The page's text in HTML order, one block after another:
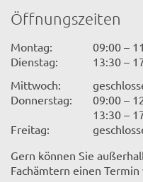
Öffnungszeiten
Montag:
09:00 –
Dienstag:
13:30 –
Mittwoch:
Donnerstag:
09:00 –
13:30 –
Freitag:
Gern können Sie
Fachämtern einen Termin